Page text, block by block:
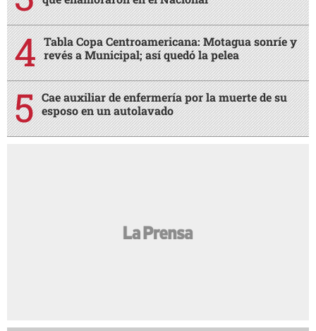
Tabla Copa Centroamericana: Motagua sonríe y
revés a Municipal; así quedó la pelea
Cae auxiliar de enfermería por la muerte de su
esposo en un autolavado